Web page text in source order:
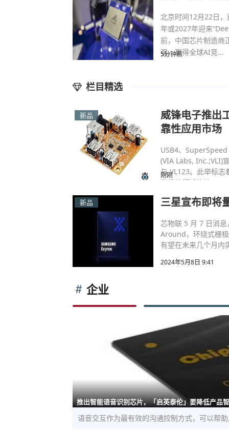
北京时间12月22日
年或2027年迎来
前，中国芯片制造商
强、赢得全球AI竞…
5分钟前
栏目精选
新品
威锋电子推出
靠性应用市场
USB4、
(VIA Labs, Inc.;VLI)
与 VL123。此举标志
性设计领域的技…
刚刚
新品 三星宣布即将
芯物联 5 月 7 日消
Around，环绕式栅
有望在未来几个月内
2024年5月8日 9:41
企业
推出智能语音识别芯片，「启英泰伦」要降低产品
语音交互作为最有效的沟通控制方式，可以帮